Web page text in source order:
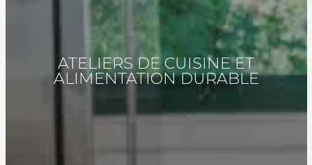
ATELIERS DE CUISINE ET
ALIMENTATION DURABLE